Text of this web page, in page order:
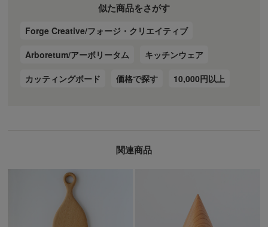
似た商品をさがす
Forge Creative/フォージ・クリエイティブ
Arboretum/アーボリータム
キッチンウェア
カッティングボード
価格で探す 10,000円以上
関連商品